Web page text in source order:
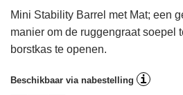
Mini Stability Barrel met Mat; een
manier om de ruggengraat soepel
borstkas te openen.
Beschikbaar via nabestelling i